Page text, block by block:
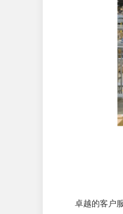
卓越的客户